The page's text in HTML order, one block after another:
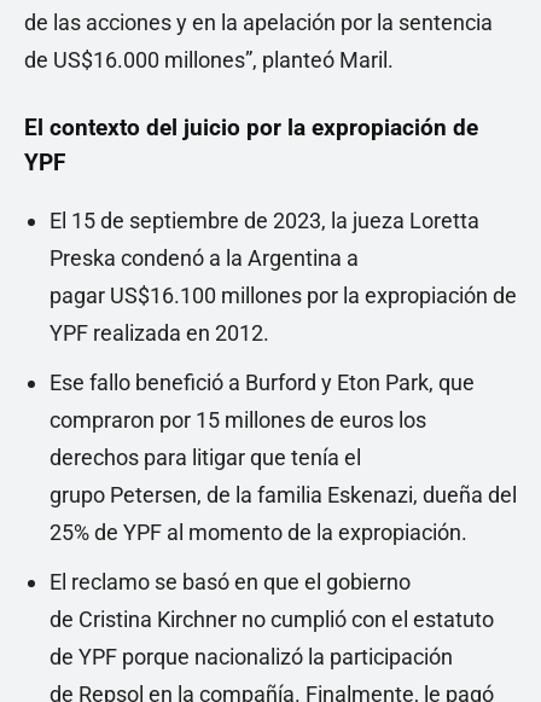
de las acciones y en la apelación por la sentencia
de US$16.000 millones”, planteó Maril.
El contexto del juicio por la expropiación de
YPF
El 15 de septiembre de 2023, la jueza Loretta
Preska condenó a la Argentina a
pagar US$16.100 millones por la expropiación de
YPF realizada en 2012.
Ese fallo benefició a Burford y Eton Park, que
compraron por 15 millones de euros los
derechos para litigar que tenía el
grupo Petersen, de la familia Eskenazi, dueña del
25% de YPF al momento de la expropiación.
El reclamo se basó en que el gobierno
de Cristina Kirchner no cumplió con el estatuto
de YPF porque nacionalizó la participación
de Repsol en la compañía. Finalmente, le pagó